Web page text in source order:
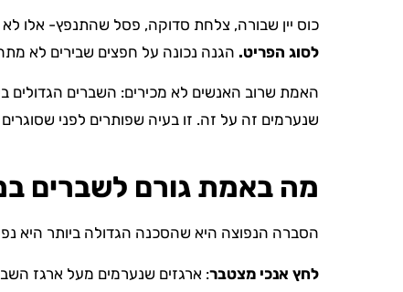
כוס יין שבורה, צלחת סדוקה, פסל שהתנפץ- אלו
לסוג הפריט. הגנה נכונה על חפצים שבירים לא
האמת שרוב האנשים לא מכירים: השברים הגדולים
שנערמים זה על זה. זו בעיה שפותרים לפני
מה באמת גורם לשברים
הסברה הנפוצה היא שהסכנה הגדולה ביותר היא
לחץ אנכי מצטבר: ארגזים שנערמים מעל ארגז